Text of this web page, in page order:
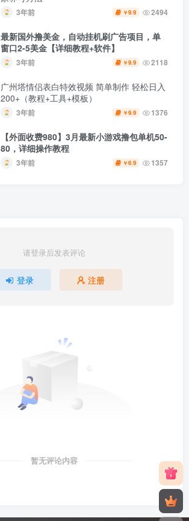
3年前 ￥9.9 2494
最新国外撸美金，自动挂机刷广告项目，单
窗口2-5美金【详细教程+软件】
3年前 ￥9.9 2118
广州塔情侣表白特效视频 简单制作 轻松日入
200+（教程+工具+模板）
3年前 ￥9.9 1376
【外面收费980】3月最新小游戏撸包单机50-
80，详细操作教程
3年前 ￥6.9 1357
请登录后发表评论
登录 注册
暂无评论内容